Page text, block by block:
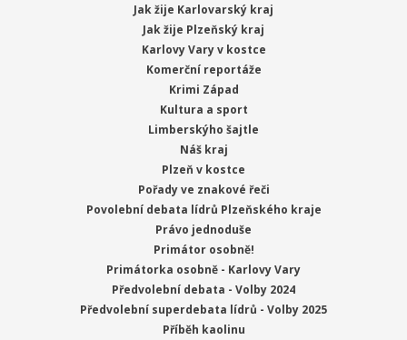
Jak žije Karlovarský kraj
Jak žije Plzeňský kraj
Karlovy Vary v kostce
Komerční reportáže
Krimi Západ
Kultura a sport
Limberskýho šajtle
Náš kraj
Plzeň v kostce
Pořady ve znakové řeči
Povolební debata lídrů Plzeňského kraje
Právo jednoduše
Primátor osobně!
Primátorka osobně - Karlovy Vary
Předvolební debata - Volby 2024
Předvolební superdebata lídrů - Volby 2025
Příběh kaolinu